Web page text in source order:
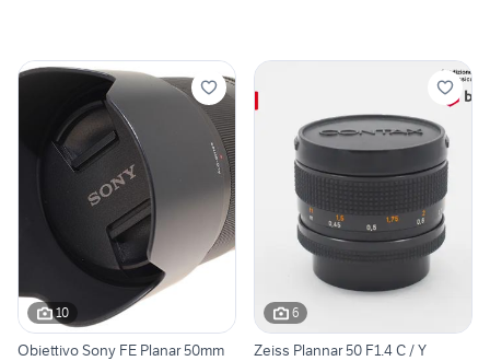
10
Obiettivo Sony FE Planar 50mm
6
Zeiss Plannar 50 F1.4 C / Y